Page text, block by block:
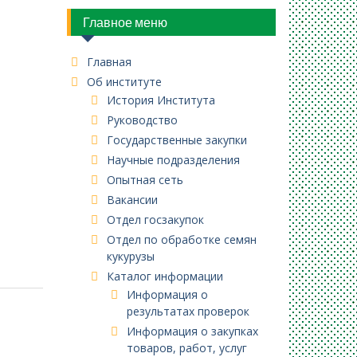
Главное меню
Главная
Об институте
История Института
Руководство
Государственные закупки
Научные подразделения
Опытная сеть
Вакансии
Отдел госзакупок
Отдел по обработке семян
кукурузы
Каталог информации
Информация о
результатах проверок
Информация о закупках
товаров, работ, услуг